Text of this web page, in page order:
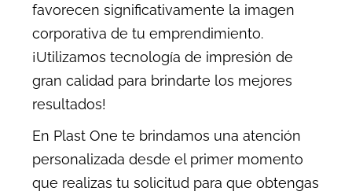
favorecen significativamente la imagen
corporativa de tu emprendimiento.
¡Utilizamos tecnología de impresión de
gran calidad para brindarte los mejores
resultados!
En Plast One te brindamos una atención
personalizada desde el primer momento
que realizas tu solicitud para que obtengas